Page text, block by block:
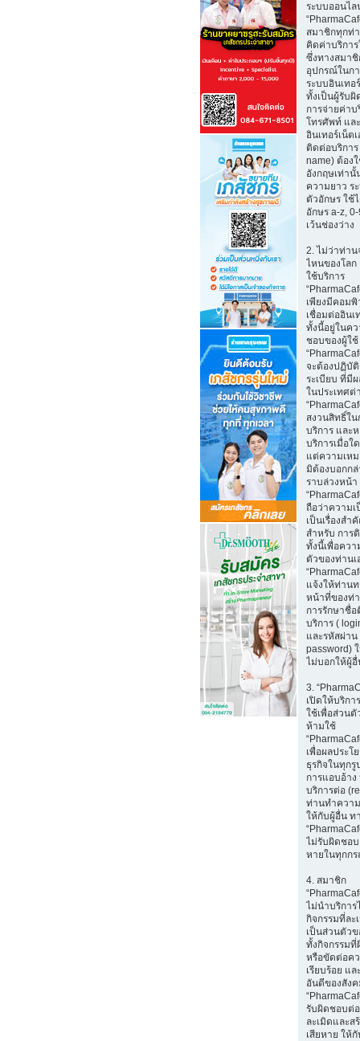
ระบบออนไล
สมาชิกทุกท่
คิดค่าบริกา
ซึ่งทางสมา
อุปกรณ์ในก
ระบบอินเทอ
ทั้งเป็นผู้รับ
การจ่ายค่าบ
โทรศัพท์ แล
อินเทอร์เน็ต
ติดต่อบริการ
name) ต้อง
อังกฤษเท่า
ความยาว ร
ตัวอักษร ใช้
อักษร a-z,
เว้นช่องว่าง
2. ไม่ว่าท่า
ไหนของโลก
ใช้บริการ
เพียงมีคอมพิ
เชื่อมต่ออินเ
ทั้งนี้อยู่ในค
ชอบของผู้ใช้
จะต้องปฏิบั
ระเบียบ ที่มี
ในประเทศต่
สงวนสิทธิ์ใน
บริการ และ
บริการเมื่อใ
แต่ความเห
มิต้องบอกก
ราบล่วงหน้า
ถือว่าความ
เป็นเรื่องสำ
สำหรับ การ
ทั้งนี้เพื่อควา
ตัวของท่านเ
แจ้งให้ท่าน
หน้าที่ของท่า
การรักษาชื่
บริการ (
และรหัสผ่าน
password)
ไม่บอกให้ผู้
3.
เปิดให้บริกา
ใช้เพื่อส่วนตั
ห้ามใช้
เพื่อผลประโ
ธุรกิจในทุก
การแอบอ้าง
บริการต่อ
ท่านทำควา
ให้กับผู้อื่น ท
ไม่รับผิดชอ
หายในทุกก
4. สมาชิก
ไม่นำบริการ
กิจกรรมที่ละ
เป็นส่วนตัว
ทั้งกิจกรรม
หรือขัดต่อค
เรียบร้อย แ
อันดีของสัง
รับผิดชอบต่
ละเมิดและส
เสียหาย ให้